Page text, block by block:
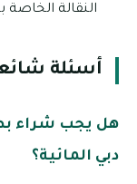
النقالة
أسئلة
هل يجب شراء
دبي المائية؟